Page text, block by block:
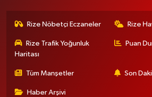
Rize Nöbetçi Eczaneler Rize
Rize Trafik Yoğunluk
Haritası
Puan
Tüm Manşetler Son
Haber Arşivi